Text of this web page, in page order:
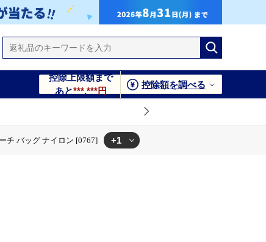
控除上限額まで
あと***,***円
控除額を調べる
チ バッグ ナイロン [0767] +1